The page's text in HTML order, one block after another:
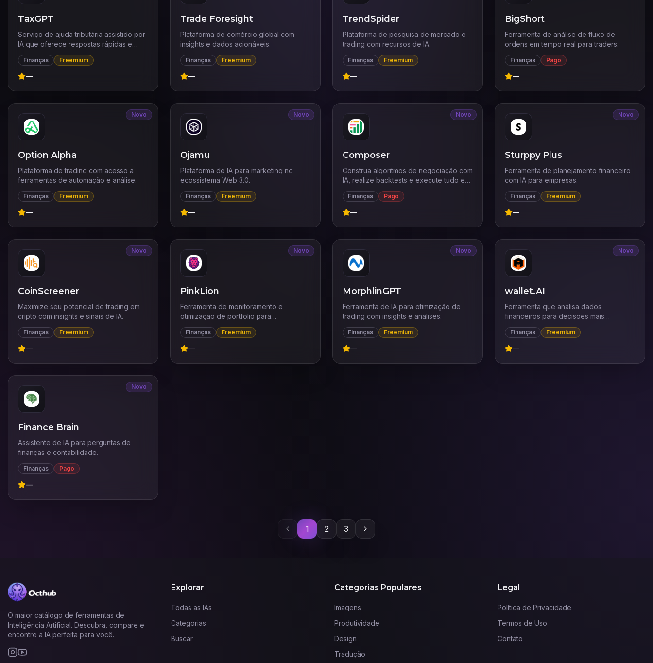
TaxGPT
Serviço de ajuda tributária assistido por
IA que oferece respostas rápidas e
precisas.
Finanças Freemium
—
Trade Foresight
Plataforma de comércio global com
insights e dados acionáveis.
Finanças Freemium
—
TrendSpider
Plataforma de pesquisa de mercado e
trading com recursos de IA.
Finanças Freemium
—
BigShort
Ferramenta de análise de fluxo de
ordens em tempo real para traders.
Finanças Pago
—
Novo
Option Alpha
Plataforma de trading com acesso a
ferramentas de automação e análise.
Finanças Freemium
—
Novo
Ojamu
Plataforma de IA para marketing no
ecossistema Web 3.0.
Finanças Freemium
—
Novo
Composer
Construa algoritmos de negociação com
IA, realize backtests e execute tudo em
uma plataforma.
Finanças Pago
—
Novo
Sturppy Plus
Ferramenta de planejamento financeiro
com IA para empresas.
Finanças Freemium
—
Novo
CoinScreener
Maximize seu potencial de trading em
cripto com insights e sinais de IA.
Finanças Freemium
—
Novo
PinkLion
Ferramenta de monitoramento e
otimização de portfólio para
investidores.
Finanças Freemium
—
Novo
MorphlinGPT
Ferramenta de IA para otimização de
trading com insights e análises.
Finanças Freemium
—
Novo
wallet.AI
Ferramenta que analisa dados
financeiros para decisões mais
inteligentes.
Finanças Freemium
—
Novo
Finance Brain
Assistente de IA para perguntas de
finanças e contabilidade.
Finanças Pago
—
Anterior
1 2 3
Próxima
O maior catálogo de ferramentas de
Inteligência Artificial. Descubra, compare e
encontre a IA perfeita para você.
Explorar
Todas as IAs
Categorias
Buscar
Categorias Populares
Imagens
Produtividade
Design
Tradução
Legal
Política de Privacidade
Termos de Uso
Contato